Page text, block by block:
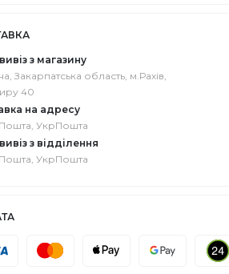
з магазину
Закарпатська область, м.Рахів,
40
на адресу
УкрПошта
з відділення
УкрПошта